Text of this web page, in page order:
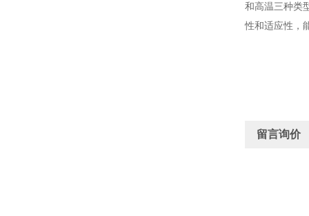
和高温三种类
性和适应性，
留言询价